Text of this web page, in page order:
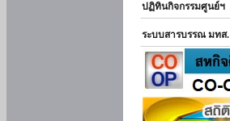
ปฏิทินกิจกรรมศูนย์ฯ
ระบบสารบรรณ มทส.